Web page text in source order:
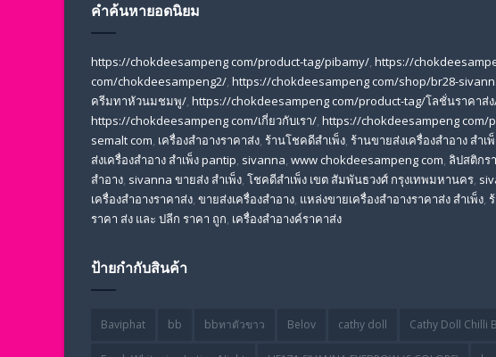
คำค้นหายอดนิยม
https://chokdeesampeng com/product-tag/pibamy/, https://
com/chokdeesampeng2/, https://chokdeesampeng com/shop/br28-
ครีมทาหัวนมชมพู/, https://chokdeesampeng com/product-tag/โลชั่นราคาส่
https://chokdeesampeng com/เกี่ยวกับเรา/, https://chokdeesampeng com/
semalt com, เครื่องสำอางราคาส่ง, ร้านโชคดีสำเพ็ง, ร้านขายส่งเครื่องสําอาง สําเ
ส่งเครื่องสําอาง สําเพ็ง pantip, sivanna, www chokdeesampeng com, ลิปสติกร
สำอาง, sivanna ขายส่ง สําเพ็ง, โชคดีสำเพ็ง เขต สัมพันธวงศ์ กรุงเทพมหานคร,
เครื่องสําอางราคาส่ง, ขายส่งเครื่องสําอาง, แหล่งขายเครื่องสําอางราคาส่ง สําเพ็ง,
ราคา ส่ง และ ปลีก ราคา ถูก, เครื่องสำอางค์ราคาส่ง
ป้ายกำกับสินค้า
Baviphat bb bbทาตัวขาว Belov cathy doll Cathy Doll Chilli